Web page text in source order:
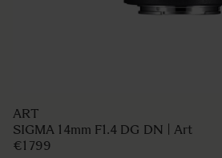
ART
SIGMA 14mm F1.4 DG DN | Art
€1 799